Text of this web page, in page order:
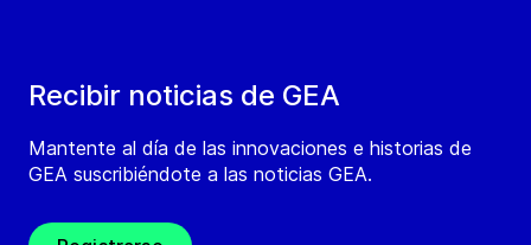
Recibir noticias de GEA
Mantente al día de las innovaciones e historias de
GEA suscribiéndote a las noticias GEA.